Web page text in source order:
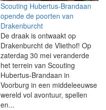
Scouting Hubertus-Brandaan
opende de poorten van
Drakenburcht
De draak is ontwaakt op
Drakenburcht de Vliethof! Op
zaterdag 30 mei veranderde
het terrein van Scouting
Hubertus-Brandaan in
Voorburg in een middeleeuwse
wereld vol avontuur, spellen
en...